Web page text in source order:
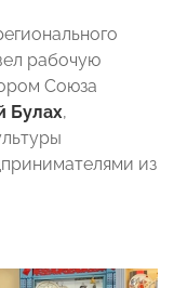
рабочую
Союза
Булах,
из